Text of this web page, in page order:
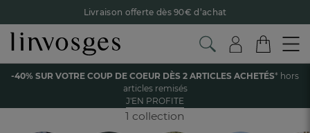
Livraison offerte dès 90€ d’achat
Retour offert avec Colissimo* !
Payez en 3x ou 4x sans frais avec Alma
Le parrainage Linvosges : offrez 15€, recevez 15€ !
Je
découvre
-40% sur votre coup de coeurdès 2 articles achetés !
profite
-40% SUR VOTRE COUP DE COEUR DÈS 2 ARTICLES ACHETÉS* hors
articles remisés
J'EN PROFITE
Accueil La chambre Linge de lit Drap-housse Drap-housse metis
DRAP HOUSSE MÉTIS
1 collection